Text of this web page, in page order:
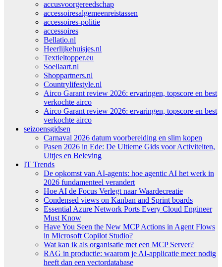
accusvoorgereedschap
accessoiresalgemeenreistassen
accessoires-politie
accessoires
Bellatio.nl
Heerlijkehuisjes.nl
Textieltopper.eu
Soellaart.nl
Shoppartners.nl
Countrylifestyle.nl
Airco Garant review 2026: ervaringen, topscore en best
verkochte airco
Airco Garant review 2026: ervaringen, topscore en best
verkochte airco
seizoensgidsen
Carnaval 2026 datum voorbereiding en slim kopen
Pasen 2026 in Ede: De Ultieme Gids voor Activiteiten,
Uitjes en Beleving
IT Trends
De opkomst van AI-agents: hoe agentic AI het werk in
2026 fundamenteel verandert
Hoe AI de Focus Verlegt naar Waardecreatie
Condensed views on Kanban and Sprint boards
Essential Azure Network Ports Every Cloud Engineer
Must Know
Have You Seen the New MCP Actions in Agent Flows
in Microsoft Copilot Studio?
Wat kan ik als organisatie met een MCP Server?
RAG in productie: waarom je AI-applicatie meer nodig
heeft dan een vectordatabase